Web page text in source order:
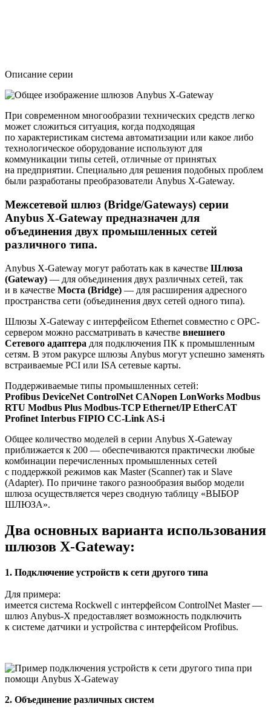
Описание серии
При современном многообразии технических средств легко
может сложиться ситуация, когда подходящая
по характеристикам система автоматизации или какое либо
технологическое оборудование используют для
коммуникации типы сетей, отличные от принятых
на предприятии. Специально для решения подобных проблем
были разработаны преобразователи Anybus X-Gateway.
Межсетевой шлюз (Bridge/Gateways) серии
Anybus X-Gateway предназначен для
объединения двух промышленных сетей
различного типа.
Anybus X-Gateway могут работать как в качестве Шлюза
(Gateway) — для объединения двух различных сетей, так
и в качестве Моста (Bridge) — для расширения адресного
пространства сети (объединения двух сетей одного типа).
Шлюзы X-Gateway с интерфейсом Ethernet совместно с ОРС-
сервером можно рассматривать в качестве внешнего
Cетевого адаптера для подключения ПК к промышленным
сетям. В этом ракурсе шлюзы Anybus могут успешно заменять
встраиваемые PCI или ISA сетевые карты.
Поддерживаемые типы промышленных сетей:
Profibus DeviceNet ControlNet CANopen LonWorks Modbus
RTU Modbus Plus Modbus-TCP Ethernet/IP EtherCAT
Profinet Interbus FIPIO CC-Link AS-i
Общее количество моделей в серии Anybus X-Gateway
приближается к 200 — обеспечиваются практически любые
комбинации перечисленных промышленных сетей
с поддержкой режимов как Master (Scanner) так и Slave
(Adapter). По причине такого разнообразия выбор модели
шлюза осуществляется через сводную таблицу «ВЫБОР
ШЛЮЗА».
Два основных варианта использования
шлюзов X-Gateway:
1. Подключение устройств к сети другого типа
Для примера:
имеется система Rockwell с интерфейсом ControlNet Master —
шлюз Anybus-X предоставляет возможность подключить
к системе датчики и устройства с интерфейсом Profibus.
2. Объединение различных систем